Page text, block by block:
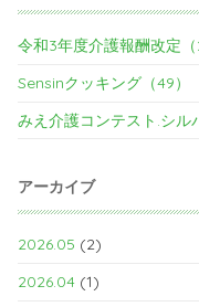
令和3年度介護報酬改定（
Sensinクッキング（49）
みえ介護コンテスト.シル
アーカイブ
2026.05 (2)
2026.04 (1)